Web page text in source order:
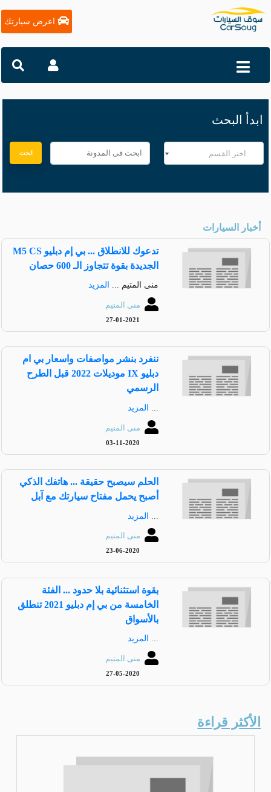
اعرض سيارتك
ابدأ البحث
ابحث
أخبار السيارات
تدعوك للانطلاق ... بي إم دبليو M5 CS
الجديدة بقوة تتجاوز الـ 600 حصان
منى المتيم ... المزيد
منى المتيم
27-01-2021
ننفرد بنشر مواصفات واسعار بي ام
دبليو IX موديلات 2022 قبل الطرح
الرسمي
المزيد
منى المتيم
03-11-2020
الحلم سيصبح حقيقة ... هاتفك الذكي
أصبح يحمل مفتاح سيارتك مع آبل
المزيد
منى المتيم
23-06-2020
بقوة استثنائية بلا حدود ... الفئة
الخامسة من بي إم دبليو 2021 تنطلق
بالأسواق
... المزيد
منى المتيم
27-05-2020
الأكثر قراءة